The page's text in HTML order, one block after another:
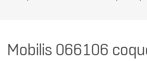
Mobilis 066106